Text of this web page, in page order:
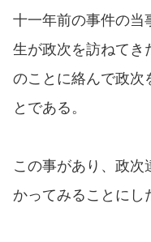
十一年前の事件の当
生が政次を訪ねてき
のことに絡んで政次
とである。
この事があり、政次
かってみることにし